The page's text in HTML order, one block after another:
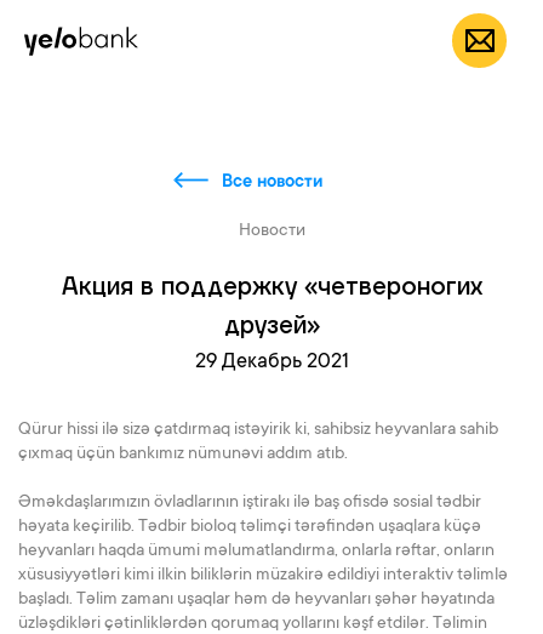
Частным лицам RU
Все новости
Новости
Акция в поддержку «четвероногих
друзей»
29 Декабрь 2021
Qürur hissi ilə sizə çatdırmaq istəyirik ki, sahibsiz heyvanlara sahib
çıxmaq üçün bankımız nümunəvi addım atıb.
Əməkdaşlarımızın övladlarının iştirakı ilə baş ofisdə sosial tədbir
həyata keçirilib. Tədbir bioloq təlimçi tərəfindən uşaqlara küçə
heyvanları haqda ümumi məlumatlandırma, onlarla rəftar, onların
xüsusiyyətləri kimi ilkin biliklərin müzakirə edildiyi interaktiv təlimlə
başladı. Təlim zamanı uşaqlar həm də heyvanları şəhər həyatında
üzləşdikləri çətinliklərdən qorumaq yollarını kəşf etdilər. Təlimin